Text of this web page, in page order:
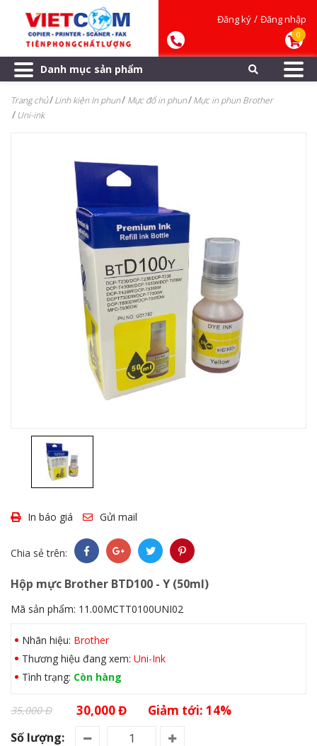
Đăng ký / Đăng nhập
0
Danh mục sản phẩm
Trang chủ Linh kiện In phun Mực đổ in phun
Mực in phun Brother
Uni-ink
In báo giá Gửi mail
Chia sẻ trên:
Hộp mực Brother BTD100 - Y (50ml)
Mã sản phẩm: 11.00MCTT0100UNI02
Nhãn hiệu: Brother
Thương hiệu đang xem: Uni-Ink
Tình trạng: Còn hàng
35,000 Đ 30,000 Đ Giảm tới: 14%
Số lượng: